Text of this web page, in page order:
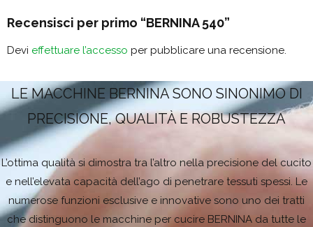
Recensisci per primo “BERNINA 540”
Devi effettuare l’accesso per pubblicare una recensione.
LE MACCHINE BERNINA SONO SINONIMO DI
PRECISIONE, QUALITÀ E ROBUSTEZZA
L’ottima qualità si dimostra tra l’altro nella precisione del cucito
e nell’elevata capacità dell’ago di penetrare tessuti spessi. Le
numerose funzioni esclusive e innovative sono uno dei tratti
che distinguono le macchine per cucire BERNINA da tutte le